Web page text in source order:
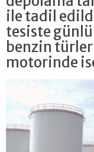
ile tadil
tesiste
benzin
motorinde